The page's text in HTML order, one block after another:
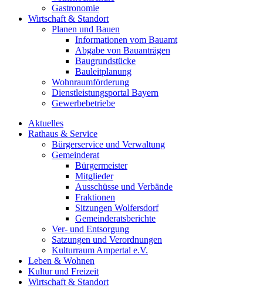
Gastronomie
Wirtschaft & Standort
Planen und Bauen
Informationen vom Bauamt
Abgabe von Bauanträgen
Baugrundstücke
Bauleitplanung
Wohnraumförderung
Dienstleistungsportal Bayern
Gewerbebetriebe
Aktuelles
Rathaus & Service
Bürgerservice und Verwaltung
Gemeinderat
Bürgermeister
Mitglieder
Ausschüsse und Verbände
Fraktionen
Sitzungen Wolfersdorf
Gemeinderatsberichte
Ver- und Entsorgung
Satzungen und Verordnungen
Kulturraum Ampertal e.V.
Leben & Wohnen
Kultur und Freizeit
Wirtschaft & Standort